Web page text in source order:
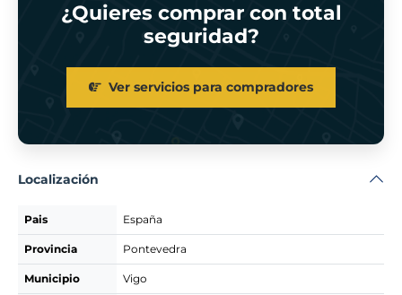
¿Quieres comprar con total
seguridad?
Ver servicios para compradores
Localización
Pais España
Provincia Pontevedra
Municipio Vigo